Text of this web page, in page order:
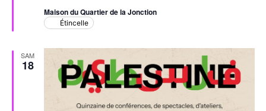
Maison du Quartier de la Jonction
Étincelle
SAM
18